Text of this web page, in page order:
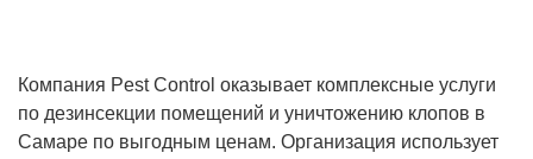
Компания Pest Control оказывает комплексные услуги
по дезинсекции помещений и уничтожению клопов в
Самаре по выгодным ценам. Организация использует